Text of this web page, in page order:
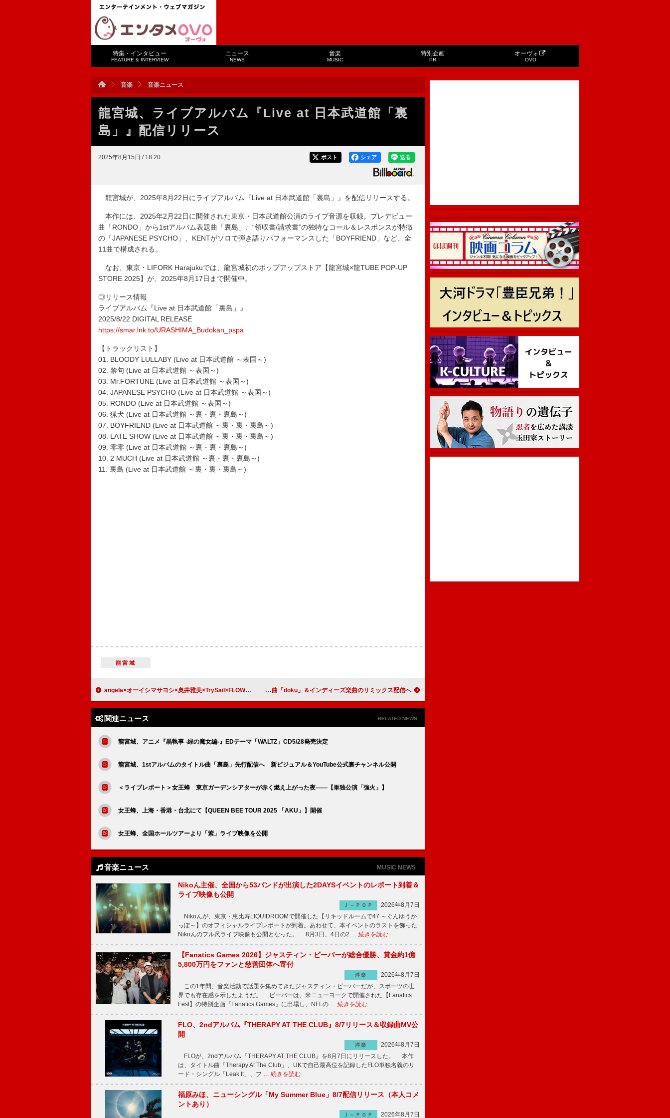
特集・インタビュー
FEATURE & INTERVIEW
ニュース
NEWS
音楽
MUSIC
特別企画
PR
オーヴォ
OVO
音楽 音楽ニュース
龍宮城、ライブアルバム『Live at 日本武道館「裏
島」』配信リリース
2025年8月15日 / 18:20 送る
シェア
ポスト
龍宮城が、2025年8月22日にライブアルバム『Live at 日本武道館「裏島」』を配信リリースする。
本作には、2025年2月22日に開催された東京・日本武道館公演のライブ音源を収録。プレデビュー
曲「RONDO」から1stアルバム表題曲「裏島」、“領収書/請求書”の独特なコール＆レスポンスが特徴
の「JAPANESE PSYCHO」、KENTがソロで弾き語りパフォーマンスした「BOYFRIEND」など、全
11曲で構成される。
なお、東京・LIFORK Harajukuでは、龍宮城初のポップアップストア【龍宮城×龍TUBE POP-UP
STORE 2025】が、2025年8月17日まで開催中。
◎リリース情報
ライブアルバム『Live at 日本武道館「裏島」』
2025/8/22 DIGITAL RELEASE
https://smar.lnk.to/URASHIMA_Budokan_pspa
【トラックリスト】
01. BLOODY LULLABY (Live at 日本武道館 ～表国～)
02. 禁句 (Live at 日本武道館 ～表国～)
03. Mr.FORTUNE (Live at 日本武道館 ～表国～)
04. JAPANESE PSYCHO (Live at 日本武道館 ～表国～)
05. RONDO (Live at 日本武道館 ～表国～)
06. 猟犬 (Live at 日本武道館 ～裏・裏・裏島～)
07. BOYFRIEND (Live at 日本武道館 ～裏・裏・裏島～)
08. LATE SHOW (Live at 日本武道館 ～裏・裏・裏島～)
09. 零零 (Live at 日本武道館 ～裏・裏・裏島～)
10. 2 MUCH (Live at 日本武道館 ～裏・裏・裏島～)
11. 裏島 (Live at 日本武道館 ～裏・裏・裏島～)
龍宮城
angela×オーイシマサヨシ×奥井雅美×TrySail×FLOW、デジモンOP曲「Butter-Fly」披露 ＜THE FIRST TAKE＞ yama、☆Taku Takahashi提供の新曲「doku」＆インディーズ楽曲のリミックス配信へ
関連ニュース RELATED NEWS
龍宮城、アニメ『黒執事 -緑の魔女編-』EDテーマ「WALTZ」CD5/28発売決定
龍宮城、1stアルバムのタイトル曲「裏島」先行配信へ 新ビジュアル＆YouTube公式裏チャンネル公開
＜ライブレポート＞女王蜂 東京ガーデンシアターが赤く燃え上がった夜――【単独公演「強火」】
女王蜂、上海・香港・台北にて【QUEEN BEE TOUR 2025 「AKU」】開催
女王蜂、全国ホールツアーより「紫」ライブ映像を公開
音楽ニュース MUSIC NEWS
Nikoん主催、全国から53バンドが出演した2DAYSイベントのレポート到着＆
ライブ映像も公開
Ｊ－ＰＯＰ
2026年8月7日
Nikoんが、東京・恵比寿LIQUIDROOMで開催した【リキッドルームで47 ～ぐんゆうか
っぽ～】のオフィシャルライブレポートが到着。あわせて、本イベントのラストを飾った
Nikoんのフル尺ライブ映像も公開となった。 8月3日、4日の2 … 続きを読む
【Fanatics Games 2026】ジャスティン・ビーバーが総合優勝、賞金約1億
5,800万円をファンと慈善団体へ寄付
洋楽
2026年8月7日
この1年間、音楽活動で話題を集めてきたジャスティン・ビーバーだが、スポーツの世
界でも存在感を示したようだ。 ビーバーは、米ニューヨークで開催された【Fanatics
Fest】の特別企画『Fanatics Games』に出場し、NFLの … 続きを読む
FLO、2ndアルバム『THERAPY AT THE CLUB』8/7リリース＆収録曲MV公
開
洋楽
2026年8月7日
FLOが、2ndアルバム『THERAPY AT THE CLUB』を8月7日にリリースした。 本作
は、タイトル曲「Therapy At The Club」、UKで自己最高位を記録したFLO単独名義のリ
ード・シングル「Leak It」、フ … 続きを読む
福原みほ、ニューシングル「My Summer Blue」8/7配信リリース（本人コメ
ントあり）
Ｊ－ＰＯＰ 2026年8月7日